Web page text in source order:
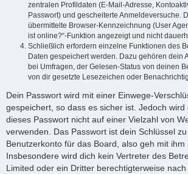
zentralen Profildaten (E-Mail-Adresse,
Passwort) und gescheiterte Anmeldeversuche.
übermittelte Browser-Kennzeichnung (User
ist online?“-Funktion angezeigt und nicht
Schließlich erfordern einzelne Funktionen des
Daten gespeichert werden. Dazu gehören dein
bei Umfragen, der Gelesen-Status von deinen
von dir gesetzte Lesezeichen oder
Dein Passwort wird mit einer Einwege-
gespeichert, so dass es sicher ist. Jedoch wird
dieses Passwort nicht auf einer Vielzahl von
verwenden. Das Passwort ist dein Schlüssel
Benutzerkonto für das Board, also geh mit ihm
Insbesondere wird dich kein Vertreter des
Limited oder ein Dritter berechtigterweise